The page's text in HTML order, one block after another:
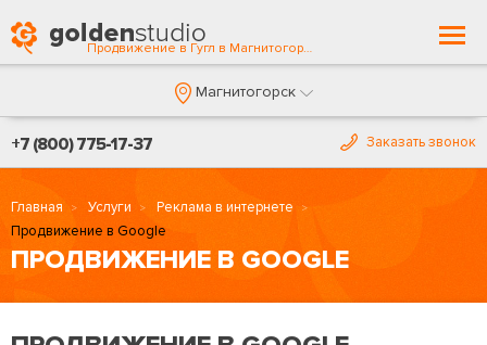
Продвижение в Гугл в Магнитогорске
Магнитогорск
+7 (800) 775-17-37 Заказать звонок
Главная Услуги
Реклама в интернете
Продвижение в Google
ПРОДВИЖЕНИЕ В GOOGLE